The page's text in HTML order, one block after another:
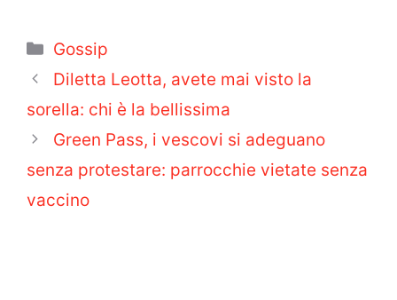
Categorie
Gossip
Diletta Leotta, avete mai visto la
sorella: chi è la bellissima
Green Pass, i vescovi si adeguano
senza protestare: parrocchie vietate senza
vaccino